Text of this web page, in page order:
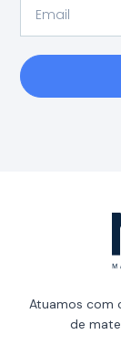
Atuamos com
de